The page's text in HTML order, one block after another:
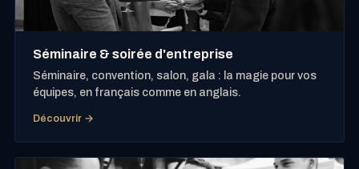
Séminaire & soirée d'entreprise
Séminaire, convention, salon, gala : la magie pour vos
équipes, en français comme en anglais.
Découvrir →